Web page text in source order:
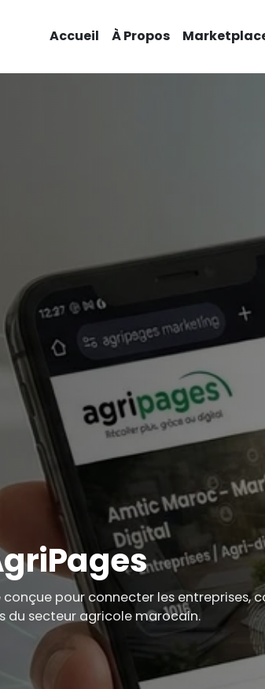
Accueil À Propos
pour connecter les entreprises,
du secteur agricole marocain.